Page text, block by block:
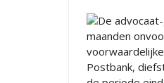
De
maanden
Postbank,